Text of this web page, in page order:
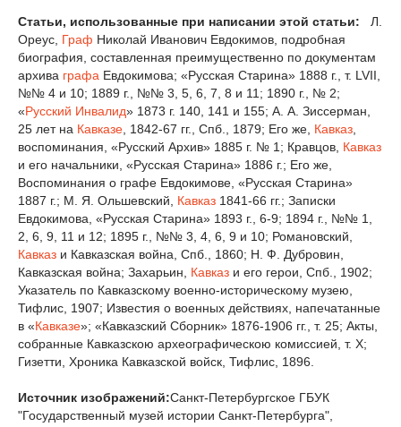
Статьи, использованные при написании этой статьи:
Л.
Ореус, Граф Николай Иванович Евдокимов, подробная
биография, составленная преимущественно по документам
архива графа Евдокимова; «Русская Старина» 1888 г., т. LVII,
№№ 4 и 10; 1889 г., №№ 3, 5, 6, 7, 8 и 11; 1890 г., № 2;
«Русский Инвалид» 1873 г. 140, 141 и 155; А. А. Зиссерман,
25 лет на Кавказе , 1842-67 гг., Спб., 1879; Его же, Кавказ
воспоминания, «Русский Архив» 1885 г. № 1; Кравцов, Кавказ
и его начальники, «Русская Старина» 1886 г.; Его же,
Воспоминания о графе Евдокимове, «Русская Старина»
1887 г.; М. Я. Ольшевский, Кавказ 1841-66 гг.; Записки
Евдокимова, «Русская Старина» 1893 г., 6-9; 1894 г., №№ 1,
2, 6, 9, 11 и 12; 1895 г., №№ 3, 4, 6, 9 и 10; Романовский,
Кавказ и Кавказская война, Спб., 1860; Н. Ф. Дубровин,
Кавказская война; Захарьин, Кавказ и его герои, Спб., 1902;
Указатель по Кавказскому военно-историческому музею,
Тифлис, 1907; Известия о военных действиях, напечатанные
в «Кавказе»; «Кавказский Сборник» 1876-1906 гг., т. 25; Акты,
собранные Кавказскою археографическою комиссией, т. X;
Гизетти, Хроника Кавказской войск, Тифлис, 1896.
Источник изображений:Санкт-Петербургское ГБУК
"Государственный музей истории Санкт-Петербурга",